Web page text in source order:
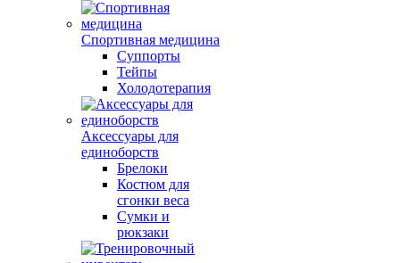
Спортивная медицина
Суппорты
Тейпы
Холодотерапия
Аксессуары для
единоборств
Брелоки
Костюм для
сгонки веса
Сумки и
рюкзаки